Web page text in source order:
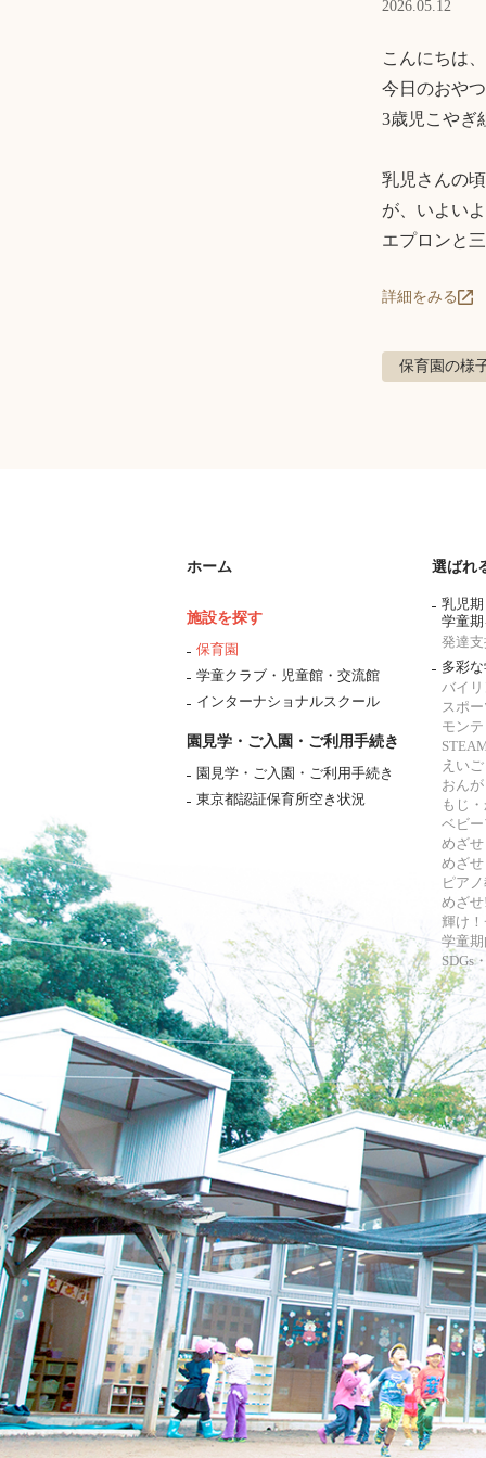
2026.05.12
こんにちは
今日のおや
3歳児こやぎ
乳児さんの
が、いよい
エプロンと
詳細をみる
保育園の様
ホーム
施設を探す
保育園
学童クラブ・児童館・交流館
インターナショナルスクール
園見学・ご入園・ご利用手続き
園見学・ご入園・ご利用手続き
東京都認証保育所空き状況
選ばれ
乳児
学童
発達
多彩
バイ
スポ
モン
えいご
おん
もじ
ベビ
めざ
めざ
ピア
めざ
輝け
学童
SDGs